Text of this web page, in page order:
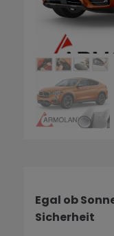
Egal ob
Sicherheit